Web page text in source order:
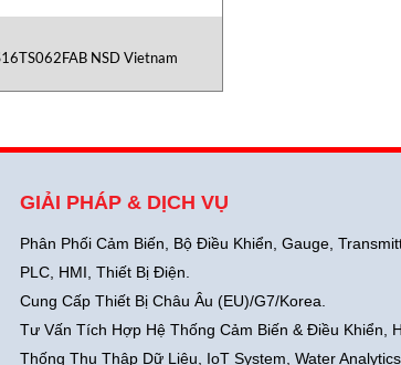
NSD Vietnam
GIẢI PHÁP & DỊCH VỤ
Phân Phối Cảm Biến, Bộ Điều Khiển, Gauge,
PLC, HMI, Thiết Bị Điện.
Cung Cấp Thiết Bị Châu Âu (EU)/G7/Korea.
Tư Vấn Tích Hợp Hệ Thống Cảm Biến & Điều Khiển,
Thống Thu Thập Dữ Liệu, IoT System, Water Analytics.